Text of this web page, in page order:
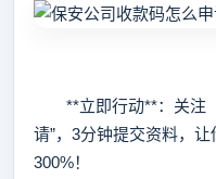
**立即行动**：关注【
请”，3分钟提交资料，
300%！